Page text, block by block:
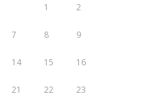
1 2
7 8 9
14 15 16
21 22 23